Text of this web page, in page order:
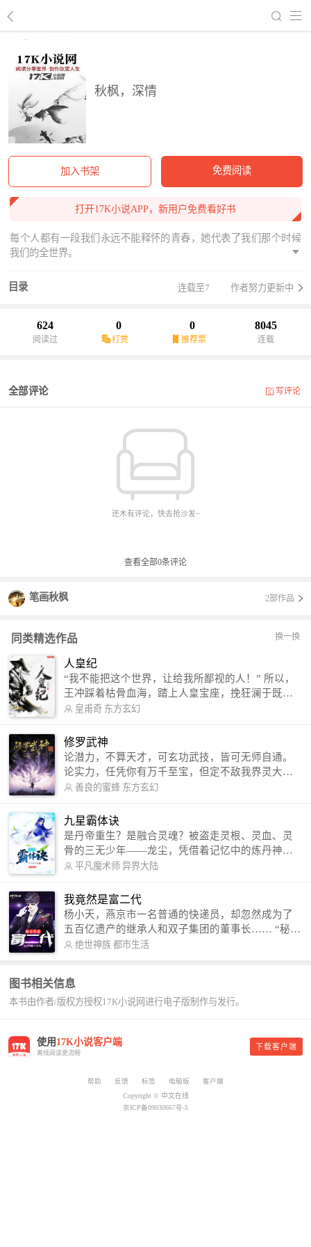
秋枫，深情
加入书架 免费阅读
打开17K小说APP，新用户免费看好书
每个人都有一段我们永远不能释怀的青春，她代表了我们那个时候
我们的全世界。
目录 连载至7 作者努力更新中
624
阅读过
0
打赏
0
推荐票
8045
连载
全部评论 写评论
还木有评论，快去抢沙发~
查看全部0条评论
笔画秋枫 2部作品
同类精选作品 换一换
人皇纪
“我不能把这个世界，让给我所鄙视的人！” 所以，
王冲踩着枯骨血海，踏上人皇宝座，挽狂澜于既
倒，扶大厦之将倾，成就了一段无上的传说！ 微信
微博：皇甫奇（地址：http://weibo.com/u/25284575
87） QQ交流群：320238210【普通群】 574501330
【VIP订阅群】 欢迎大家关注。
皇甫奇 东方玄幻
修罗武神
论潜力，不算天才，可玄功武技，皆可无师自通。
论实力，任凭你有万千至宝，但定不敌我界灵大
军。 我是谁？天下众生视我为修罗，却不知，我以
信公众号：善良的蜜蜂后援会）
善良的蜜蜂 东方玄幻
九星霸体诀
是丹帝重生？是融合灵魂？被盗走灵根、灵血、灵
骨的三无少年——龙尘，凭借着记忆中的炼丹神
术，修行神秘功法九星霸体诀，拨开重重迷雾，解
勾搭各色美女，镇压恶鬼邪神。 江湖传闻：龙
尘一到，地吼天啸。龙尘一出，鬼泣神哭。 本
故事纯属虚构，如有雷同，那就是真事儿，想要对
号入座，抓紧时间进群：487963015 微信公众号：
平凡魔术师,或者搜索：pingfanmoshushi1982,公众
平凡魔术师 异界大陆
我竟然是富二代
杨小天，燕京市一名普通的快递员，却忽然成为了
五百亿遗产的继承人和双子集团的董事长…… “秘
书，给我定制一套百亿富翁的吃喝住行标准！” “好
呢？” “回杨总，开车太堵，已经给你安排了直升
机。” 从此，开启杨小天的百亿富翁之旅，只有他不
绝世神族 都市生活
图书相关信息
本书由作者/版权方授权17K小说网进行电子版制作与发行。
使用 17K小说客户端
离线阅读更流畅
下载客户端
帮助 反馈 标签 电脑版
客户端
Copyright © 中文在线
京ICP备09030667号-5